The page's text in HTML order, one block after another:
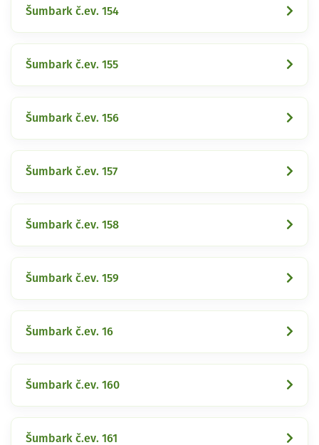
Šumbark č.ev. 154
Šumbark č.ev. 155
Šumbark č.ev. 156
Šumbark č.ev. 157
Šumbark č.ev. 158
Šumbark č.ev. 159
Šumbark č.ev. 16
Šumbark č.ev. 160
Šumbark č.ev. 161